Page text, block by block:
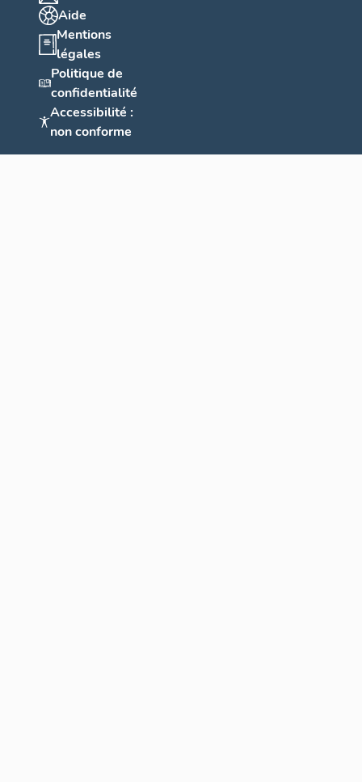
Aide
Mentions
légales
Politique de
confidentialité
Accessibilité :
non conforme